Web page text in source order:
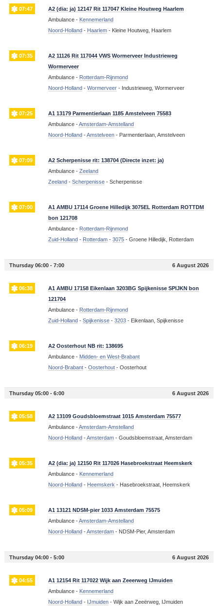
07:47
A2 (dia: ja) 12147 Rit 117047 Kleine Houtweg Haarlem
Ambulance - Kennemerland
Noord-Holland - Haarlem- Kleine Houtweg, Haarlem
07:35
A2 11126 Rit 117044 VWS Wormerveer Industrieweg
Wormerveer
Ambulance - Rotterdam-Rijnmond
Noord-Holland - Wormerveer- Industrieweg, Wormerveer
07:25
A1 13179 Parmentierlaan 1185 Amstelveen 75583
Ambulance -Amsterdam-Amstelland
Noord-Holland -Amstelveen- Parmentierlaan, Amstelveen
07:09
A2 Scherpenisse rit: 138704 (Directe inzet: ja)
Ambulance - Zeeland
Zeeland - Scherpenisse- Scherpenisse
07:00
A1 AMBU 17114 Groene Hilledijk 3075EL Rotterdam ROTTDM
bon 121708
Ambulance - Rotterdam-Rijnmond
Zuid-Holland - Rotterdam- 3075- Groene Hilledijk, Rotterdam
Thursday 06:00 - 7:00 6 August 2026
06:38
A1 AMBU 17158 Eikenlaan 3203BG Spijkenisse SPIJKN bon
121704
Ambulance - Rotterdam-Rijnmond
Zuid-Holland - Spijkenisse- 3203- Eikenlaan, Spijkenisse
06:19
A2 Oosterhout NB rit: 138695
Ambulance - Midden- en West-Brabant
Noord-Brabant- Oosterhout- Oosterhout
Thursday 05:00 - 6:00 6 August 2026
05:58
A2 13109 Goudsbloemstraat 1015 Amsterdam 75577
Ambulance -Amsterdam-Amstelland
Noord-Holland -Amsterdam- Goudsbloemstraat, Amsterdam
05:35
A2 (dia: ja) 12150 Rit 117026 Hasebroekstraat Heemskerk
Ambulance - Kennemerland
Noord-Holland - Heemskerk- Hasebroekstraat, Heemskerk
05:09
A1 13121 NDSM-pier 1033 Amsterdam 75575
Ambulance -Amsterdam-Amstelland
Noord-Holland -Amsterdam- NDSM-Pier, Amsterdam
Thursday 04:00 - 5:00 6 August 2026
04:55
A1 12154 Rit 117022 Wijk aan Zeeerweg IJmuiden
Ambulance - Kennemerland
Noord-Holland - IJmuiden- Wijk aan Zeeërweg, IJmuiden